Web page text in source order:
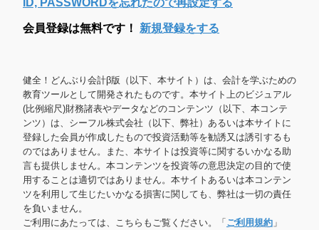
ID, PASSWORDを忘れたので再設定する
会員登録は無料です！ 新規登録をする
健全！どんぶり会計β版（以下、本サイト）は、会計を学ぶための
教育ツールとして開発されたものです。本サイト上のビジュアル
(比例縮尺)財務諸表やデータなどのコンテンツ（以下、本コンテ
ンツ）は、シーフル株式会社（以下、弊社）あるいは本サイトに
登録した会員が作成したもので投資活動等を勧誘又は誘引するも
のではありません。また、本サイトは投資等に関するいかなる助
言も提供しません。本コンテンツを投資等の意思決定の目的で使
用することは適切ではありません。本サイトあるいは本コンテン
ツを利用して生じたいかなる損害に関しても、弊社は一切の責任
を負いません。
ご利用にあたっては、こちらもご覧ください。「 ご利用規約 」